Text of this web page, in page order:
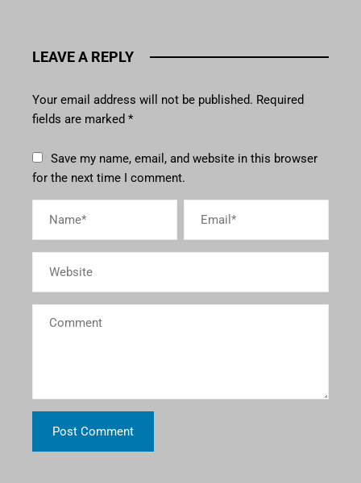
LEAVE A REPLY
Your email address will not be published. Required
fields are marked *
Save my name, email, and website in this browser
for the next time I comment.